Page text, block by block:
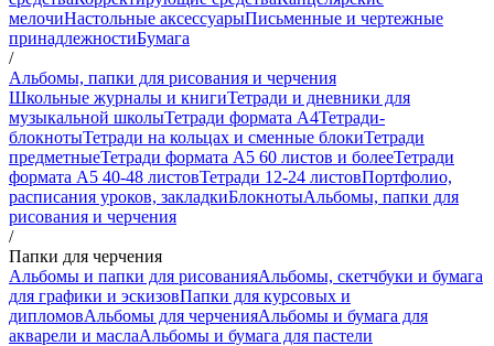
мелочиНастольные аксессуарыПисьменные и чертежные
принадлежностиБумага
/
Альбомы, папки для рисования и черчения
Школьные журналы и книгиТетради и дневники для
музыкальной школыТетради формата А4Тетради-
блокнотыТетради на кольцах и сменные блокиТетради
предметныеТетради формата А5 60 листов и болееТетради
формата А5 40-48 листовТетради 12-24 листовПортфолио,
расписания уроков, закладкиБлокнотыАльбомы, папки для
рисования и черчения
/
Папки для черчения
Альбомы и папки для рисованияАльбомы, скетчбуки и бумага
для графики и эскизовПапки для курсовых и
дипломовАльбомы для черченияАльбомы и бумага для
акварели и маслаАльбомы и бумага для пастели